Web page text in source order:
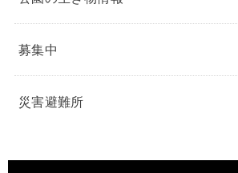
募集中
災害避難所